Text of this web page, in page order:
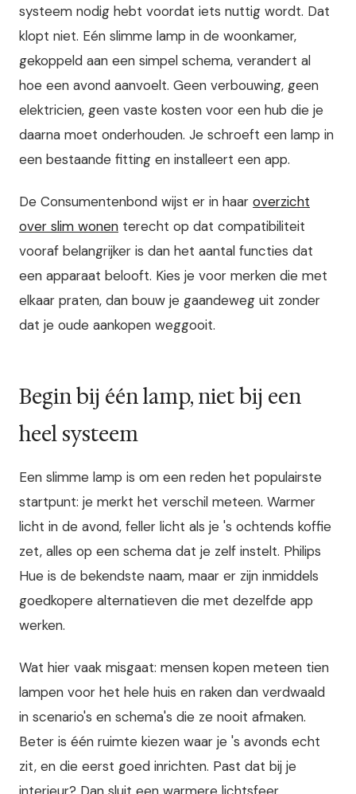
systeem nodig hebt voordat iets nuttig wordt. Dat
klopt niet. Eén slimme lamp in de woonkamer,
gekoppeld aan een simpel schema, verandert al
hoe een avond aanvoelt. Geen verbouwing, geen
elektricien, geen vaste kosten voor een hub die je
daarna moet onderhouden. Je schroeft een lamp in
een bestaande fitting en installeert een app.
De Consumentenbond wijst er in haar overzicht
over slim wonen terecht op dat compatibiliteit
vooraf belangrijker is dan het aantal functies dat
een apparaat belooft. Kies je voor merken die met
elkaar praten, dan bouw je gaandeweg uit zonder
dat je oude aankopen weggooit.
Begin bij één lamp, niet bij een
heel systeem
Een slimme lamp is om een reden het populairste
startpunt: je merkt het verschil meteen. Warmer
licht in de avond, feller licht als je 's ochtends koffie
zet, alles op een schema dat je zelf instelt. Philips
Hue is de bekendste naam, maar er zijn inmiddels
goedkopere alternatieven die met dezelfde app
werken.
Wat hier vaak misgaat: mensen kopen meteen tien
lampen voor het hele huis en raken dan verdwaald
in scenario's en schema's die ze nooit afmaken.
Beter is één ruimte kiezen waar je 's avonds echt
zit, en die eerst goed inrichten. Past dat bij je